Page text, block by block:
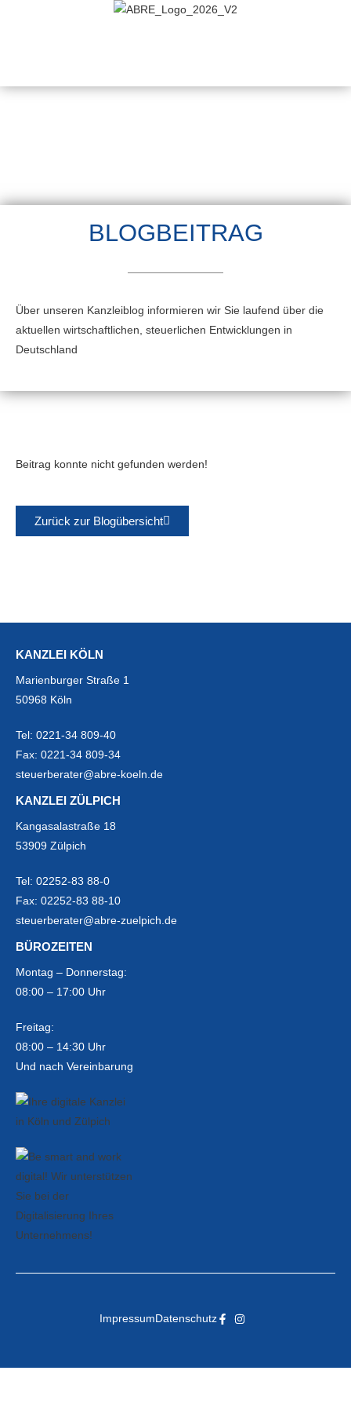
BLOGBEITRAG
Über unseren Kanzleiblog informieren wir Sie laufend über die
aktuellen wirtschaftlichen, steuerlichen Entwicklungen in
Deutschland
Beitrag konnte nicht gefunden werden!
Zurück zur Blogübersicht
KANZLEI KÖLN
Marienburger Straße 1
50968 Köln
Tel: 0221-34 809-40
Fax: 0221-34 809-34
steuerberater@abre-koeln.de
KANZLEI ZÜLPICH
Kangasalastraße 18
53909 Zülpich
Tel: 02252-83 88-0
Fax: 02252-83 88-10
steuerberater@abre-zuelpich.de
BÜROZEITEN
Montag – Donnerstag:
08:00 – 17:00 Uhr
Freitag:
08:00 – 14:30 Uhr
Und nach Vereinbarung
ImpressumDatenschutz